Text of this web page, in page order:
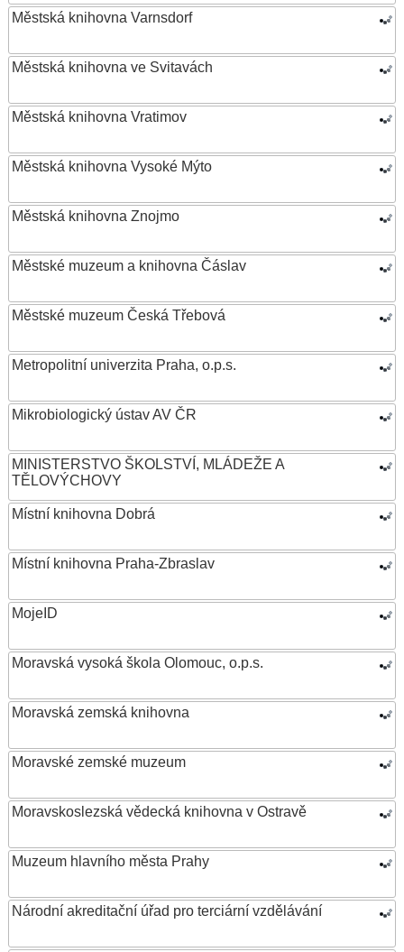
Městská knihovna Varnsdorf
Městská knihovna ve Svitavách
Městská knihovna Vratimov
Městská knihovna Vysoké Mýto
Městská knihovna Znojmo
Městské muzeum a knihovna Čáslav
Městské muzeum Česká Třebová
Metropolitní univerzita Praha, o.p.s.
Mikrobiologický ústav AV ČR
MINISTERSTVO ŠKOLSTVÍ, MLÁDEŽE A
TĚLOVÝCHOVY
Místní knihovna Dobrá
Místní knihovna Praha-Zbraslav
MojeID
Moravská vysoká škola Olomouc, o.p.s.
Moravská zemská knihovna
Moravské zemské muzeum
Moravskoslezská vědecká knihovna v Ostravě
Muzeum hlavního města Prahy
Národní akreditační úřad pro terciární vzdělávání